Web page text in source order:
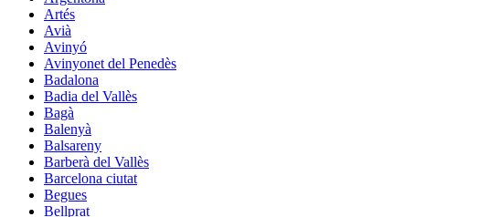
Artés
Avià
Avinyó
Avinyonet del Penedès
Badalona
Badia del Vallès
Bagà
Balenyà
Balsareny
Barberà del Vallès
Barcelona ciutat
Begues
Bellprat